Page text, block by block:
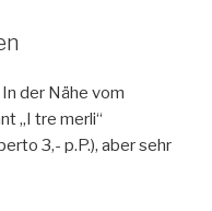
der Nähe vom
„I tre merli“
3,- p.P.), aber sehr